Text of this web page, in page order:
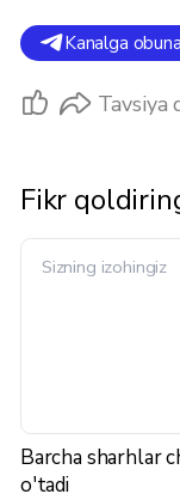
Kanalga
Tavsiya
Fikr
Barcha sharhlar
o'tadi